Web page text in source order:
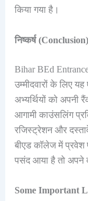
किया गया है।
निष्कर्ष (Conclusion)
Bihar BEd
उम्मीदवारों के लिए
अभ्यर्थियों को अपनी
आगामी काउंसलिंग
रजिस्ट्रेशन और
बीएड कॉलेज में प्रवेश
पसंद आया है तो अपने
Some Important